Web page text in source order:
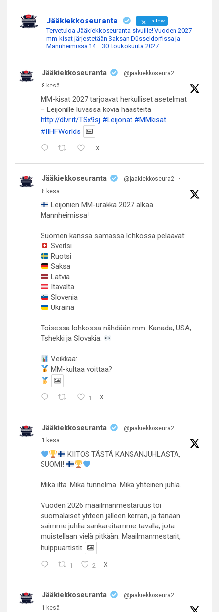
Jääkiekkoseuranta Follow
Tervetuloa Jääkiekkoseuranta-sivuille! Vuoden 2027
mm-kisat järjestetään Saksan Düsseldorfissa ja
Mannheimissa 14.–30. toukokuuta 2027
Jääkiekkoseuranta @jaakiekkoseura2
·
8 kesä
MM-kisat 2027 tarjoavat herkulliset asetelmat
– Leijonille luvassa kovia haasteita
http://dlvr.it/TSx9sj #Leijonat #MMkisat
#IIHFWorlds
X
Jääkiekkoseuranta @jaakiekkoseura2
·
8 kesä
Leijonien MM-urakka 2027 alkaa
Mannheimissa!
Suomen kanssa samassa lohkossa pelaavat:
Sveitsi
Ruotsi
Saksa
Latvia
Itävalta
Slovenia
Ukraina
Toisessa lohkossa nähdään mm. Kanada, USA,
Tshekki ja Slovakia.
Veikkaa:
MM-kultaa voittaa?
1 X
Jääkiekkoseuranta @jaakiekkoseura2
·
1 kesä
KIITOS TÄSTÄ KANSANJUHLASTA,
SUOMI!
Mikä ilta. Mikä tunnelma. Mikä yhteinen juhla.
Vuoden 2026 maailmanmestaruus toi
suomalaiset yhteen jälleen kerran, ja tänään
saimme juhlia sankareitamme tavalla, jota
muistellaan vielä pitkään. Maailmanmestarit,
huippuartistit
1 2 X
Jääkiekkoseuranta @jaakiekkoseura2
·
1 kesä